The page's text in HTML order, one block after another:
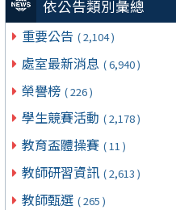
依公告類別彙總
重要公告 ( 2,104 )
處室最新消息 ( 6,940 )
榮譽榜 ( 226 )
學生競賽活動 ( 2,178 )
教育盃體操賽 ( 11 )
教師研習資訊 ( 2,613 )
教師甄選 ( 265 )